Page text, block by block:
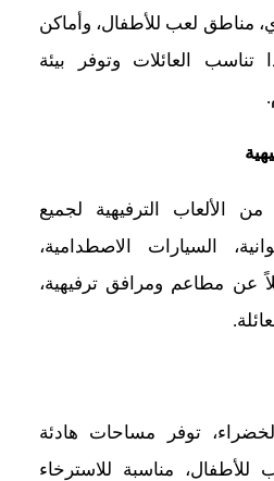
مناطق لعب للأطفال، وأماكن
تناسب العائلات وتوفر بيئة
الألعاب الترفيهية لجميع
السيارات الاصطدامية،
عن مطاعم ومرافق ترفيهية،
توفر مساحات هادئة
مناسبة للاسترخاء